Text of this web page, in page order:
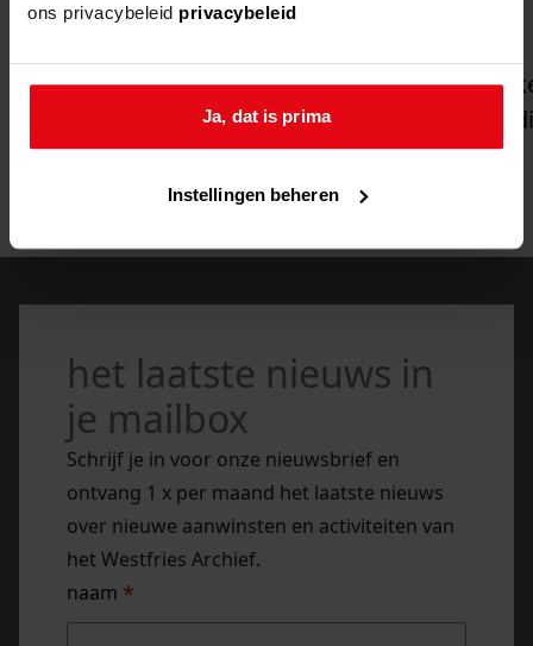
ons privacybeleid privacybeleid
Ja, dat is prima
Instellingen beheren
unieke filmbeelden uit westfriesland online
Ga naar "Unieke filmbeelden uit Westfriesland
het laatste nieuws in
je mailbox
Schrijf je in voor onze nieuwsbrief en
ontvang 1 x per maand het laatste nieuws
over nieuwe aanwinsten en activiteiten van
het Westfries Archief.
naam *